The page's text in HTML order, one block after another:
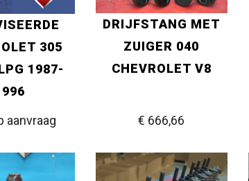
305
1987-
aanvraag
DRIJFSTANG MET
ZUIGER 040
CHEVROLET V8
€ 666,66